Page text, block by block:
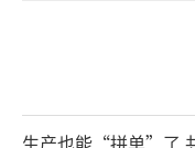
生产也能“拼单”了